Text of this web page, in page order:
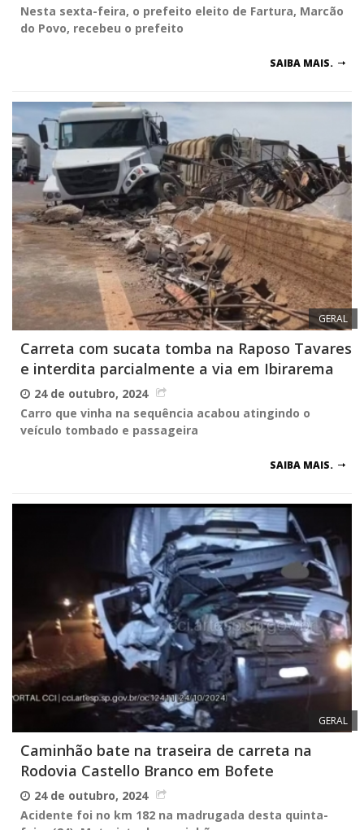
Nesta sexta-feira, o prefeito eleito de Fartura, Marcão
do Povo, recebeu o prefeito
SAIBA MAIS.
GERAL
Carreta com sucata tomba na Raposo Tavares
e interdita parcialmente a via em Ibirarema
24 de outubro, 2024
Carro que vinha na sequência acabou atingindo o
veículo tombado e passageira
SAIBA MAIS.
GERAL
Caminhão bate na traseira de carreta na
Rodovia Castello Branco em Bofete
24 de outubro, 2024
Acidente foi no km 182 na madrugada desta quinta-